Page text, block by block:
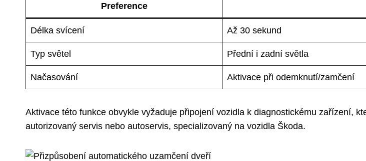
Preference
Délka svícení Až 30 sekund
Typ světel Přední i zadní světla
Načasování Aktivace při odemknutí/zamčení
Aktivace této funkce obvykle vyžaduje připojení vozidla k diagnostickému zařízení,
autorizovaný servis nebo autoservis, specializovaný na vozidla Škoda.